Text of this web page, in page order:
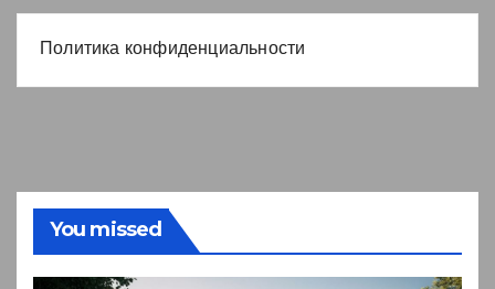
Политика конфиденциальности
You missed